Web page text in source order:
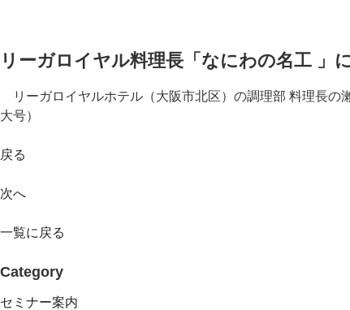
リーガロイヤル料理長「なにわの名工 」
リーガロイヤルホテル（大阪市北区）の調理部 料理長の
大号）
戻る
次へ
一覧に戻る
Category
セミナー案内